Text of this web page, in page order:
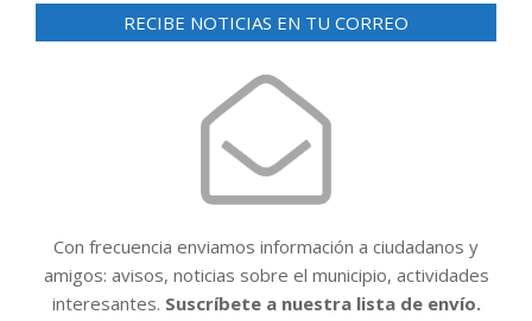
RECIBE NOTICIAS EN TU CORREO
Con frecuencia enviamos información a ciudadanos y
amigos: avisos, noticias sobre el municipio, actividades
interesantes. Suscríbete a nuestra lista de envío.